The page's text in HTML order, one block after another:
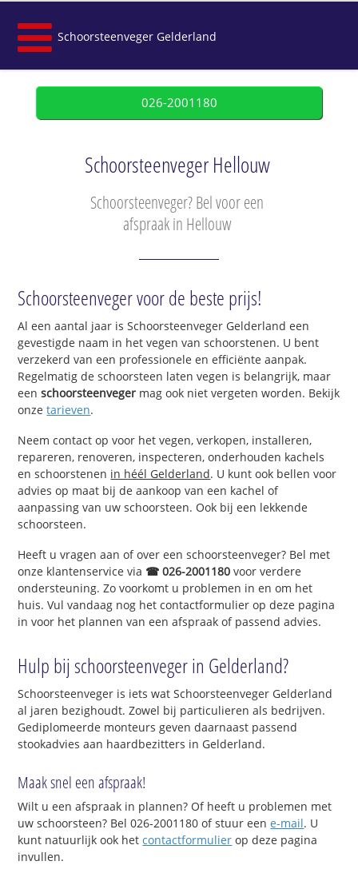
Schoorsteenveger Gelderland
026-2001180
Schoorsteenveger Hellouw
Schoorsteenveger? Bel voor een
afspraak in Hellouw
Schoorsteenveger voor de beste prijs!
Al een aantal jaar is Schoorsteenveger Gelderland een
gevestigde naam in het vegen van schoorstenen. U bent
verzekerd van een professionele en efficiënte aanpak.
Regelmatig de schoorsteen laten vegen is belangrijk, maar
eenschoorsteenveger mag ook niet vergeten worden. Bekijk
onzetarieven.
Neem contact op voor het vegen, verkopen, installeren,
repareren, renoveren, inspecteren, onderhouden kachels
en schoorstenen in héél Gelderland. U kunt ook bellen voor
advies op maat bij de aankoop van een kachel of
aanpassing van uw schoorsteen. Ook bij een lekkende
schoorsteen.
Heeft u vragen aan of over een schoorsteenveger? Bel met
onze klantenservice via ☎ 026-2001180 voor verdere
ondersteuning. Zo voorkomt u problemen in en om het
huis. Vul vandaag nog het contactformulier op deze pagina
in voor het plannen van een afspraak of passend advies.
Hulp bij schoorsteenveger in Gelderland?
Schoorsteenveger is iets wat Schoorsteenveger Gelderland
al jaren bezighoudt. Zowel bij particulieren als bedrijven.
Gediplomeerde monteurs geven daarnaast passend
stookadvies aan haardbezitters in Gelderland.
Maak snel een afspraak!
Wilt u een afspraak in plannen? Of heeft u problemen met
uw schoorsteen? Bel 026-2001180 of stuur eene-mail. U
kunt natuurlijk ook hetcontactformulier op deze pagina
invullen.